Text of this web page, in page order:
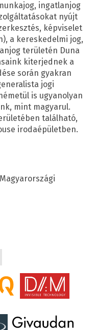
ingatlanjog
nyújt
képviselet
a kereskedelmi jog,
területén Duna
kiterjednek a
során gyakran
jogi
is ugyanolyan
mint magyarul.
található,
irodaépületben.